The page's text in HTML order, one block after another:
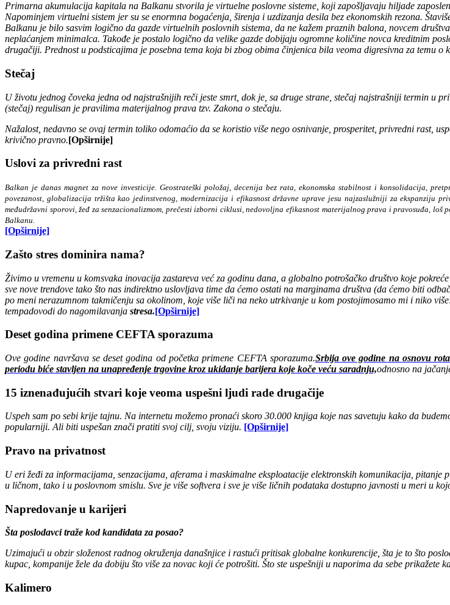
Primarna akumulacija kapitala na Balkanu stvorila je virtuelne poslovne sisteme, koji zapošljavaju hiljade
Napominjem virtuelni sistem jer su se enormna bogaćenja, širenja i uzdizanja desila bez ekonomskih rezona.
Balkanu je bilo sasvim logično da gazde virtuelnih poslovnih sistema, da ne kažem praznih balona, novcem
neplaćanjem minimalca. Takođe je postalo logično da velike gazde dobijaju ogromne količine novca kreditnim
drugačiji. Prednost u podsticajima je posebna tema koja bi zbog obima činjenica bila veoma digresivna za temu o
Stečaj
U životu jednog čoveka jedna od najstrašnijih reči jeste smrt, dok je, sa druge strane, stečaj najstrašniji termin u
(stečaj) regulisan je pravilima materijalnog prava tzv. Zakona o stečaju.
Nažalost, nedavno se ovaj termin toliko odomaćio da se koristio više nego osnivanje, prosperitet, privredni rast,
krivično pravno.[Opširnije]
Uslovi za privredni rast
Balkan je danas magnet za nove investicije. Geostrateški položaj, decenija bez rata, ekonomska stabilnost i konsolidacija,
povezanost, globalizacija tržišta kao jedinstvenog, modernizacija i efikasnost državne uprave jesu najzaslužniji za ekspanziju
međudržavni sporovi, žeđ za senzacionalizmom, prečesti izborni ciklusi, nedovoljna efikasnost materijalnog prava i pravosuđa, loš
Balkanu.
[Opširnije]
Zašto stres dominira nama?
Živimo u vremenu u komsvaka inovacija zastareva već za godinu dana, a globalno potrošačko društvo koje
sve nove trendove tako što nas indirektno uslovljava time da ćemo ostati na marginama društva (da ćemo biti
po meni nerazumnom takmičenju sa okolinom, koje više liči na neko utrkivanje u kom postojimosamo mi i niko
tempadovodi do nagomilavanja stresa.[Opširnije]
Deset godina primene CEFTA sporazuma
Ove godine navršava se deset godina od početka primene CEFTA sporazuma.Srbija ove godine na osnovu
periodu biće stavljen na unapređenje trgovine kroz ukidanje barijera koje koče veću saradnju,odnosno na
15 iznenađujućih stvari koje veoma uspešni ljudi rade drugačije
Uspeh sam po sebi krije tajnu. Na internetu možemo pronaći skoro 30.000 knjiga koje nas savetuju kako da
popularniji. Ali biti uspešan znači pratiti svoj cilj, svoju viziju. [Opširnije]
Pravo na privatnost
U eri žeđi za informacijama, senzacijama, aferama i maskimalne eksploatacije elektronskih komunikacija,
u ličnom, tako i u poslovnom smislu. Sve je više softvera i sve je više ličnih podataka dostupno javnosti u meri u
Napredovanje u karijeri
Šta poslodavci traže kod kandidata za posao?
Uzimajući u obzir složenost radnog okruženja današnjice i rastući pritisak globalne konkurencije, šta je to što
kupac, kompanije žele da dobiju što više za novac koji će potrošiti. Što ste uspešniji u naporima da sebe
Kalimero